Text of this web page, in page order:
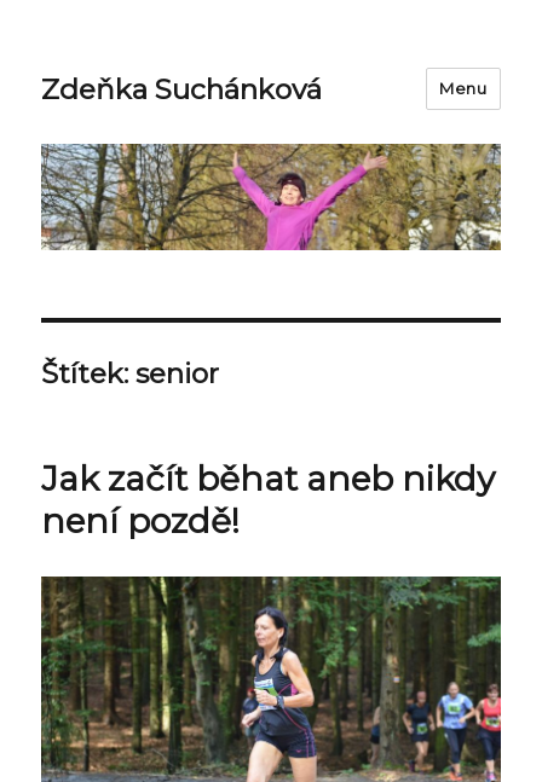
Zdeňka Suchánková Menu
Štítek:senior
Jak začít běhat aneb nikdy
není pozdě!